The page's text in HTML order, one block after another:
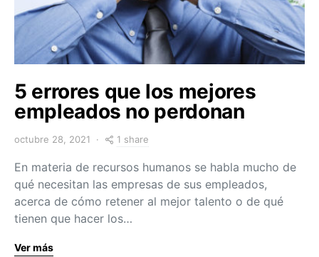
5 errores que los mejores
empleados no perdonan
octubre 28, 2021 1 share
En materia de recursos humanos se habla mucho de
qué necesitan las empresas de sus empleados,
acerca de cómo retener al mejor talento o de qué
tienen que hacer los…
Ver más